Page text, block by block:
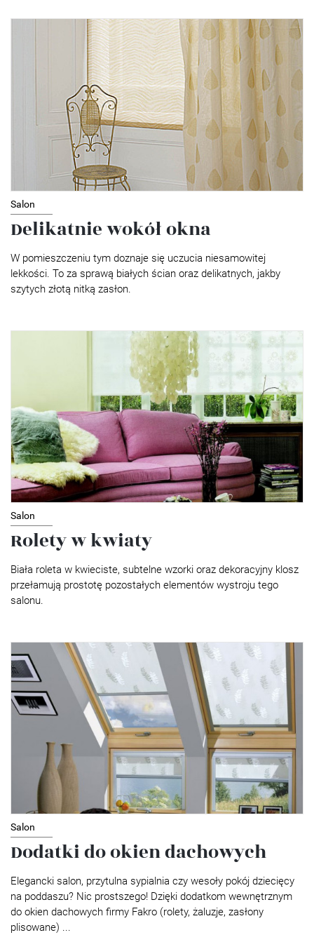
Salon
Delikatnie wokół okna
W pomieszczeniu tym doznaje się uczucia niesamowitej
lekkości. To za sprawą białych ścian oraz delikatnych, jakby
szytych złotą nitką zasłon.
Salon
Rolety w kwiaty
Biała roleta w kwieciste, subtelne wzorki oraz dekoracyjny klosz
przełamują prostotę pozostałych elementów wystroju tego
salonu.
Salon
Dodatki do okien dachowych
Elegancki salon, przytulna sypialnia czy wesoły pokój dziecięcy
na poddaszu? Nic prostszego! Dzięki dodatkom wewnętrznym
do okien dachowych firmy Fakro (rolety, żaluzje, zasłony
plisowane) ...